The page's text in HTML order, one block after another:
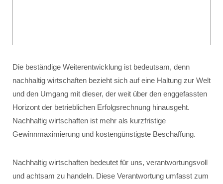
Die beständige Weiterentwicklung ist bedeutsam, denn
nachhaltig wirtschaften bezieht sich auf eine Haltung zur Welt
und den Umgang mit dieser, der weit über den enggefassten
Horizont der betrieblichen Erfolgsrechnung hinausgeht.
Nachhaltig wirtschaften ist mehr als kurzfristige
Gewinnmaximierung und kostengünstigste Beschaffung.
Nachhaltig wirtschaften bedeutet für uns, verantwortungsvoll
und achtsam zu handeln. Diese Verantwortung umfasst zum